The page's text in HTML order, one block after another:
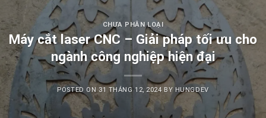
CHƯA PHÂN LOẠI
Máy cắt laser CNC – Giải pháp tối ưu cho
ngành công nghiệp hiện đại
POSTED ON 31 THÁNG 12, 2024 BY HUNGDEV